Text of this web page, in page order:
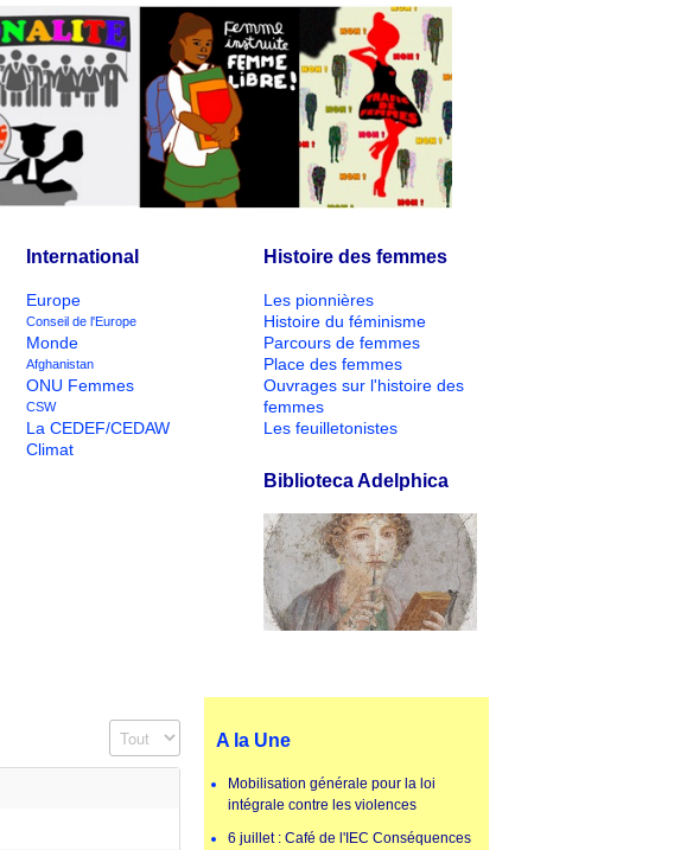
International
Europe
Conseil de l'Europe
Monde
Afghanistan
ONU Femmes
CSW
La CEDEF/CEDAW
Climat
Histoire des femmes
Les pionnières
Histoire du féminisme
Parcours de femmes
Place des femmes
Ouvrages sur l'histoire des
femmes
Les feuilletonistes
Biblioteca Adelphica
Affichage #
A la Une
Mobilisation générale pour la loi
intégrale contre les violences
6 juillet : Café de l'IEC Conséquences